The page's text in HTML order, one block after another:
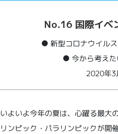
No.16 国際イベ
● 新型コロナウイル
● 今から考え
2020年3
いよいよ今年の夏は、心躍る最大
リンピック・パラリンピックが開